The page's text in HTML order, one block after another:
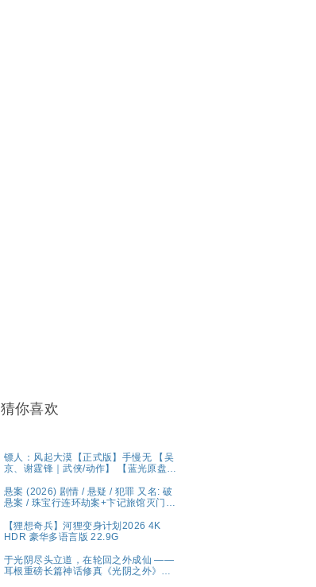
猜你喜欢
镖人：风起大漠【正式版】手慢无 【吴
京、谢霆锋｜武侠/动作】 【蓝光原盘
悬案 (2026) 剧情 / 悬疑 / 犯罪 又名: 破
悬案 / 珠宝行连环劫案+卞记旅馆灭门案
【狸想奇兵】河狸变身计划2026 4K
HDR 豪华多语言版 22.9G
于光阴尽头立道，在轮回之外成仙 ——
耳根重磅长篇神话修真《光阴之外》典